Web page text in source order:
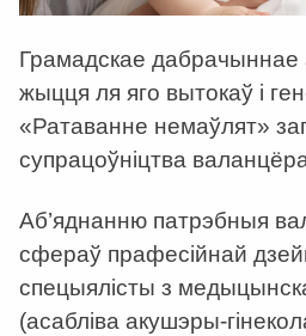
Грамадскае дабрачыннае
жыцця ля яго вытокаў і
«Ратаванне немаўлят»
супрацоўніцтва
Аб’яднанню патрэбныя
сфераў прафесійнай
спецыялісты з
(асабліва акушэры-